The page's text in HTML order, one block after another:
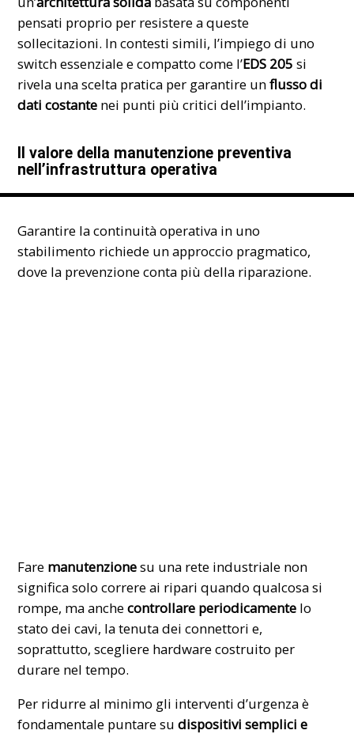
pensati proprio per resistere a queste
sollecitazioni. In contesti simili, l’impiego di uno
switch essenziale e compatto come l’EDS 205 si
rivela una scelta pratica per garantire unflusso di
dati costante nei punti più critici dell’impianto.
Il valore della manutenzione preventiva
nell’infrastruttura operativa
Garantire la continuità operativa in uno
stabilimento richiede un approccio pragmatico,
dove la prevenzione conta più della riparazione.
Fare manutenzionesu una rete industriale non
significa solo correre ai ripari quando qualcosa si
rompe, ma anchecontrollare periodicamente lo
stato dei cavi, la tenuta dei connettori e,
soprattutto, scegliere hardware costruito per
durare nel tempo.
Per ridurre al minimo gli interventi d’urgenza è
fondamentale puntare sudispositivi semplici e